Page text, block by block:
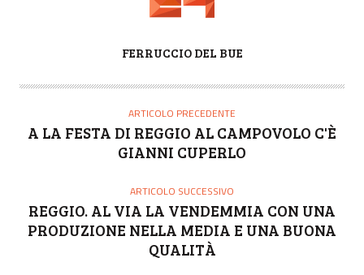
T
FERRUCCIO DEL BUE
ARTICOLO PRECEDENTE
A LA FESTA DI REGGIO AL CAMPOVOLO C'È
GIANNI CUPERLO
ARTICOLO SUCCESSIVO
REGGIO. AL VIA LA VENDEMMIA CON UNA
PRODUZIONE NELLA MEDIA E UNA BUONA
QUALITÀ